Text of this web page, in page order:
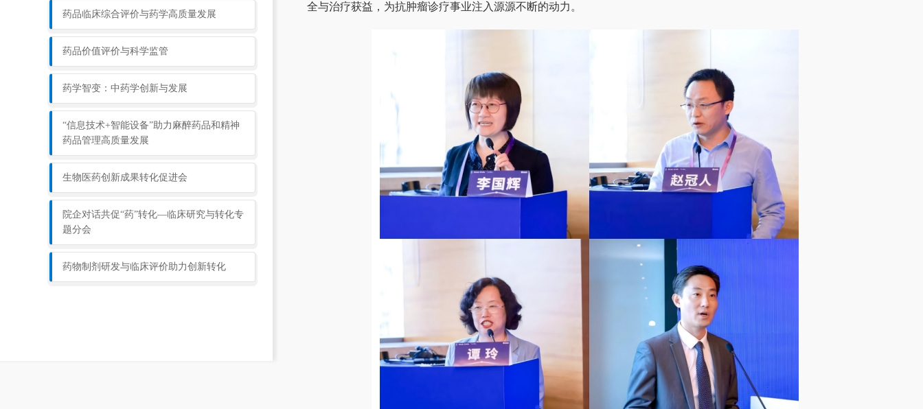
药品临床综合评价与药学高质量发展
药品价值评价与科学监管
药学智变：中药学创新与发展
“信息技术+智能设备”助力麻醉药品和精神
药品管理高质量发展
生物医药创新成果转化促进会
院企对话共促“药”转化—临床研究与转化专
题分会
药物制剂研发与临床评价助力创新转化
全与治疗获益，为抗肿瘤诊疗事业注入源源不断的动力。